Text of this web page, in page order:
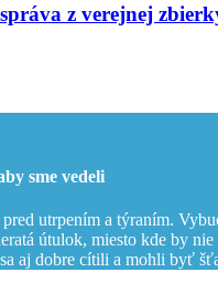
z verejnej
sme vedeli
utrpením a týraním.
útulok, miesto kde by
aj dobre cítili a mohli byť